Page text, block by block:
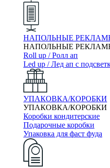
НАПОЛЬНЫЕ
НАПОЛЬНЫЕ
Roll up / Ролл ап
Led up / Лед ап с
УПАКОВКА/КОРОБКИ
УПАКОВКА/КОРОБКИ
Коробки кондитерские
Подарочные коробки
Упаковка для фаст фуда